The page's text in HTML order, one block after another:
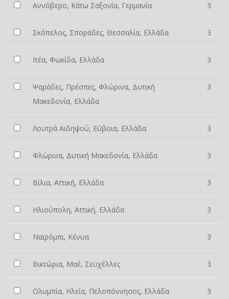
Αννόβερο, Κάτω Σαξονία, Γερμανία 3
Σκόπελος, Σποράδες, Θεσσαλία, Ελλάδα 3
Ιτέα, Φωκίδα, Ελλάδα 3
Ψαράδες, Πρέσπες, Φλώρινα, Δυτική
Μακεδονία, Ελλάδα
3
Λουτρά Αιδηψού, Εύβοια, Ελλάδα 3
Φλώρινα, Δυτική Μακεδονία, Ελλάδα 3
Βίλια, Αττική, Ελλάδα 3
Ηλιούπολη, Αττική, Ελλάδα 3
Ναϊρόμπι, Κένυα 3
Βικτώρια, Μαέ, Σεϋχέλλες 3
Ολυμπία, Ηλεία, Πελοπόννησος, Ελλάδα 3